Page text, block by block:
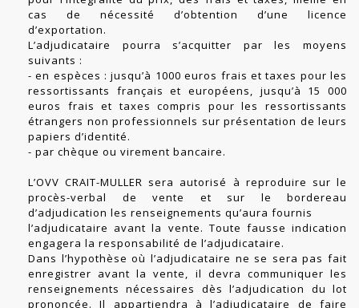
cas de nécessité d’obtention d’une licence
d’exportation.
L’adjudicataire pourra s’acquitter par les moyens
suivants :
- en espèces : jusqu’à 1000 euros frais et taxes pour les
ressortissants français et européens, jusqu’à 15 000
euros frais et taxes compris pour les ressortissants
étrangers non professionnels sur présentation de leurs
papiers d’identité.
- par chèque ou virement bancaire.
L’OVV CRAIT-MULLER sera autorisé à reproduire sur le
procès-verbal de vente et sur le bordereau
d’adjudication les renseignements qu’aura fournis
l’adjudicataire avant la vente. Toute fausse indication
engagera la responsabilité de l’adjudicataire.
Dans l’hypothèse où l’adjudicataire ne se sera pas fait
enregistrer avant la vente, il devra communiquer les
renseignements nécessaires dès l’adjudication du lot
prononcée. Il appartiendra à l’adjudicataire de faire